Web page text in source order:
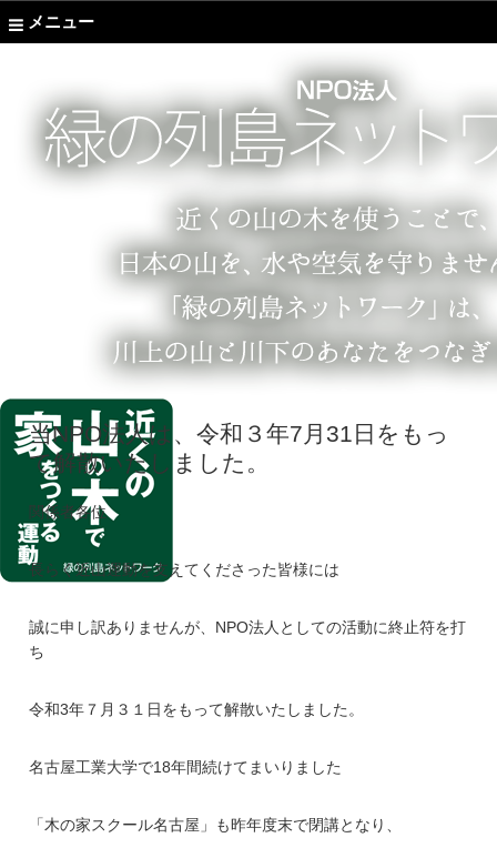
メニュー
当NPO法人は、令和３年7月31日をもっ
て解散いたしました。
関係者各位
長らく近山運動を支えてくださった皆様には
誠に申し訳ありませんが、NPO法人としての活動に終止符を打
ち
令和3年７月３１日をもって解散いたしました。
名古屋工業大学で18年間続けてまいりました
「木の家スクール名古屋」も昨年度末で閉講となり、